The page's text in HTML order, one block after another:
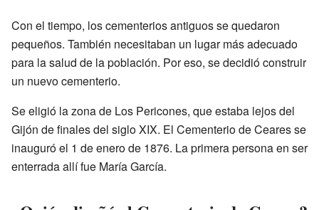
Con el tiempo, los cementerios antiguos se quedaron
pequeños. También necesitaban un lugar más adecuado
para la salud de la población. Por eso, se decidió construir
un nuevo cementerio.
Se eligió la zona de Los Pericones, que estaba lejos del
Gijón de finales del siglo XIX. El Cementerio de Ceares se
inauguró el 1 de enero de 1876. La primera persona en ser
enterrada allí fue María García.